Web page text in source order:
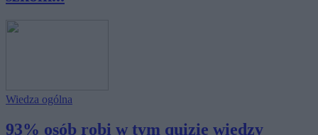
Wiedza ogólna
93% osób robi w tym quizie wiedzy